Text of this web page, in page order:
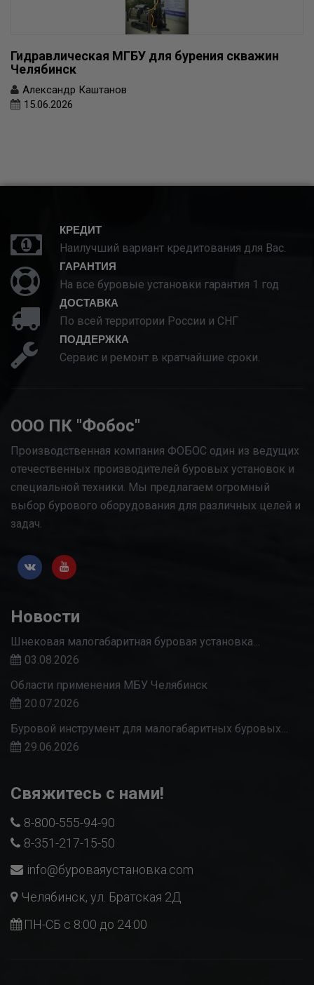
Гидравлическая МГБУ для бурения скважин
Челябинск
Александр Каштанов
15.06.2026
КРЕДИТ
Наилучший вариант кредитования для Вас.
ГАРАНТИЯ
На все буровые установки гарантия 1 год
ДОСТАВКА
По всей территории России и СНГ
ПОДДЕРЖКА
Сервис и ремонт в кратчайшие сроки.
ООО ПК "Фобос"
Производственная компания ФОБОС один из ведущих
отечественных производителей буровых установок и
специальной техники. Мы предлагаем огромный
выбор бурового оборудования для различных целей и
задач.
Новости
Шнековая малогабаритная буровая установка…
03.08.2026
Области применения МБУ Челябинск
20.07.2026
Буровой инструмент для малогабаритных буровых…
29.06.2026
Свяжитесь с нами!
8-800-555-94-90
8-351-217-15-50
info@буроваяустановка.com
Челябинск, ул. Братская 2Д
ПН-СБ с 8:00 до 24:00